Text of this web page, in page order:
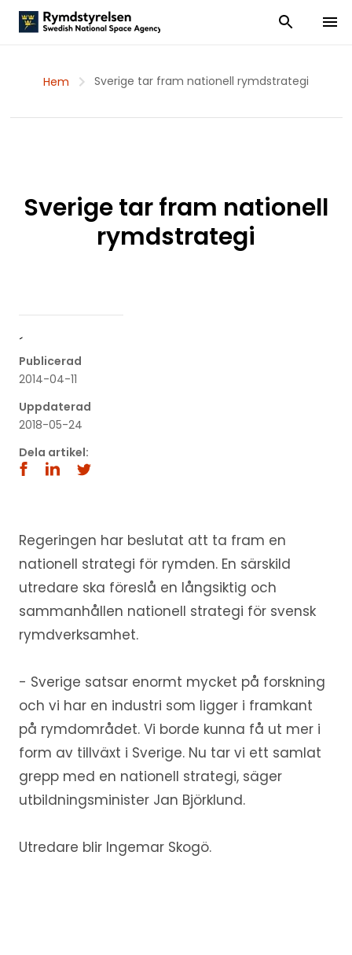
Visa och dölj
Visa
Hem Sverige tar fram nationell rymdstrategi
Sverige tar fram nationell
rymdstrategi
´
Publicerad
2014-04-11
Uppdaterad
2018-05-24
Dela artikel:
Regeringen har beslutat att ta fram en
nationell strategi för rymden. En särskild
utredare ska föreslå en långsiktig och
sammanhållen nationell strategi för svensk
rymdverksamhet.
- Sverige satsar enormt mycket på forskning
och vi har en industri som ligger i framkant
på rymdområdet. Vi borde kunna få ut mer i
form av tillväxt i Sverige. Nu tar vi ett samlat
grepp med en nationell strategi, säger
utbildningsminister Jan Björklund.
Utredare blir Ingemar Skogö.